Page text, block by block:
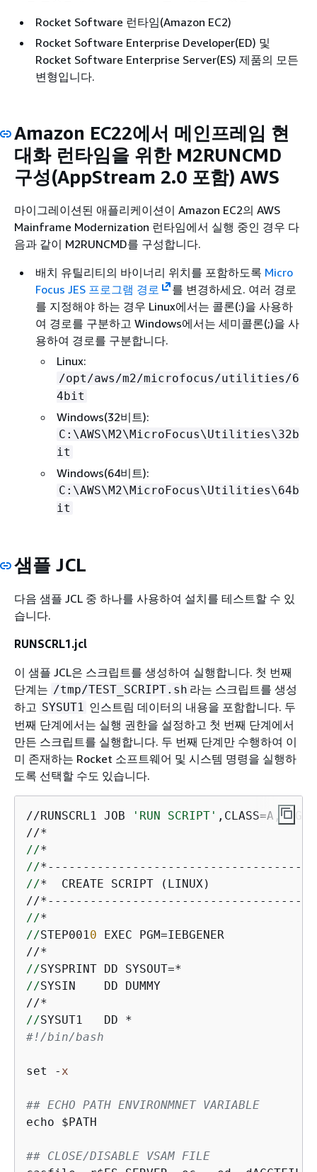
Rocket Software 런타임(Amazon EC2)
Rocket Software Enterprise Developer(ED) 및
Rocket Software Enterprise Server(ES) 제품의 모든
변형입니다.
Amazon EC22에서 메인프레임 현
대화 런타임을 위한 M2RUNCMD
구성(AppStream 2.0 포함) AWS
마이그레이션된 애플리케이션이 Amazon EC2의 AWS
Mainframe Modernization 런타임에서 실행 중인 경우 다
음과 같이 M2RUNCMD를 구성합니다.
배치 유틸리티의 바이너리 위치를 포함하도록 Micro
Focus JES 프로그램 경로
를 변경하세요. 여러 경로
를 지정해야 하는 경우 Linux에서는 콜론(:)을 사용하
여 경로를 구분하고 Windows에서는 세미콜론(;)을 사
용하여 경로를 구분합니다.
Linux:
/opt/aws/m2/microfocus/utilities/6
4bit
Windows(32비트):
C:\AWS\M2\MicroFocus\Utilities\32b
it
Windows(64비트):
C:\AWS\M2\MicroFocus\Utilities\64b
it
샘플 JCL
다음 샘플 JCL 중 하나를 사용하여 설치를 테스트할 수 있
습니다.
RUNSCRL1.jcl
이 샘플 JCL은 스크립트를 생성하여 실행합니다. 첫 번째
단계는 /tmp/TEST_SCRIPT.sh 라는 스크립트를 생성
하고 SYSUT1 인스트림 데이터의 내용을 포함합니다. 두
번째 단계에서는 실행 권한을 설정하고 첫 번째 단계에서
만든 스크립트를 실행합니다. 두 번째 단계만 수행하여 이
미 존재하는 Rocket 소프트웨어 및 시스템 명령을 실행하
도록 선택할 수도 있습니다.
//RUNSCRL1 JOB 'RUN SCRIPT'
//
//
//*  CREATE
//
//STEP001 0 EXEC PGM=IEBGENER
//
//SYSIN    DD DUMMY
//
#!/bin/bash
set - x
## ECHO PATH ENVIRONMNET VARIABLE
echo $PATH
## CLOSE/DISABLE VSAM FILE